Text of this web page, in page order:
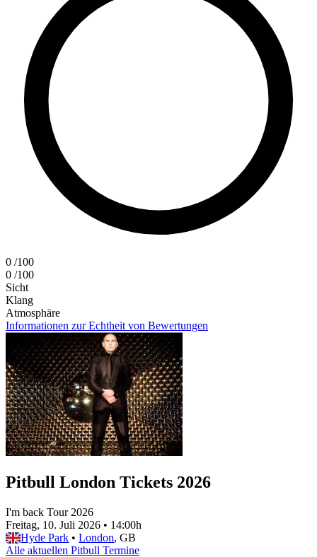
0 /100
0 /100
Sicht
Klang
Atmosphäre
Informationen zur Echtheit von Bewertungen
Pitbull London Tickets 2026
I'm back Tour 2026
Freitag, 10. Juli 2026 • 14:00h
Hyde Park • London, GB
Alle aktuellen Pitbull Termine